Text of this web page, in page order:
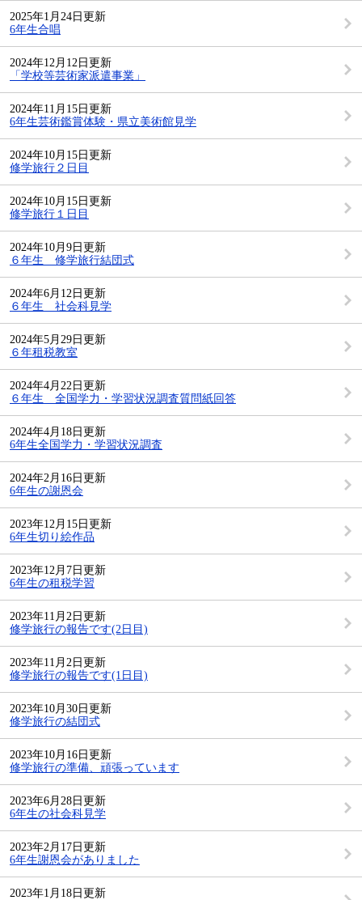
2025年1月24日更新
6年生合唱
2024年12月12日更新
「学校等芸術家派遣事業」
2024年11月15日更新
6年生芸術鑑賞体験・県立美術館見学
2024年10月15日更新
修学旅行２日目
2024年10月15日更新
修学旅行１日目
2024年10月9日更新
６年生 修学旅行結団式
2024年6月12日更新
６年生 社会科見学
2024年5月29日更新
６年租税教室
2024年4月22日更新
６年生 全国学力・学習状況調査質問紙回答
2024年4月18日更新
6年生全国学力・学習状況調査
2024年2月16日更新
6年生の謝恩会
2023年12月15日更新
6年生切り絵作品
2023年12月7日更新
6年生の租税学習
2023年11月2日更新
修学旅行の報告です(2日目)
2023年11月2日更新
修学旅行の報告です(1日目)
2023年10月30日更新
修学旅行の結団式
2023年10月16日更新
修学旅行の準備、頑張っています
2023年6月28日更新
6年生の社会科見学
2023年2月17日更新
6年生謝恩会がありました
2023年1月18日更新